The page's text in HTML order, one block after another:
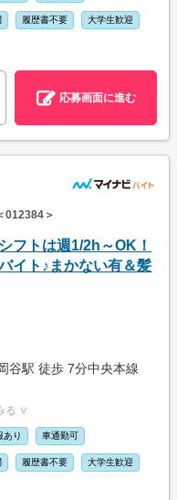
履歴書不要 大学生歓迎
応募画面に進む
012384＞
フトは週1/2h～OK！
イト♪まかない有＆髪
谷駅 徒歩 7分中央本線
る ∨
あり 車通勤可
履歴書不要 大学生歓迎